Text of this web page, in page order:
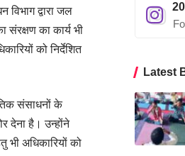
द्वारा जल
संरक्षण का कार्य भी
को निर्देशित
संसाधनों के
देना है। उन्होंने
भी अधिकारियों को
Latest